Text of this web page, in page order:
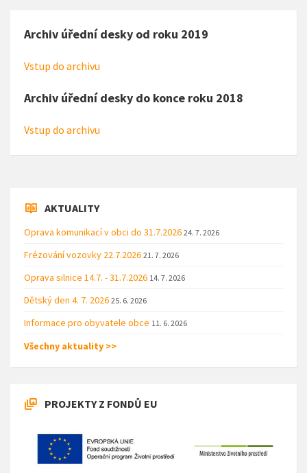
Archiv úřední desky od roku 2019
Vstup do archivu
Archiv úřední desky do konce roku 2018
Vstup do archivu
AKTUALITY
Oprava komunikací v obci do 31.7.2026 24. 7. 2026
Frézování vozovky 22.7.2026 21. 7. 2026
Oprava silnice 14.7. - 31.7.2026 14. 7. 2026
Dětský den 4. 7. 2026 25. 6. 2026
Informace pro obyvatele obce 11. 6. 2026
Všechny aktuality >>
PROJEKTY Z FONDŮ EU